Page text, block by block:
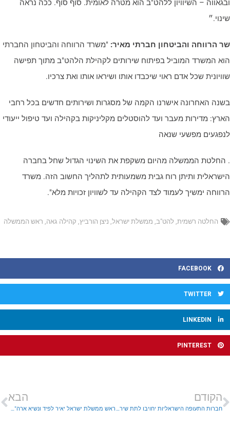
– השיוויון ללהט"ב הוא מטרה לאומית. סוף סוף. ככה נראה
הרווחה והביטחון חברתי מאיר:"משרד הרווחה והביטחון החברתי
המשרד המוביל בפיתוח שירותים לקהילת הלהט"ב מתוך תפישה
שכל אדם ראוי שיכבדו אותו ושיראו אותו ואת צרכיו.
האחרונה אישרנו הקמה של מסגרות ושירותים חדשים בכל רחבי
מדירות מעבר ועד להוסטלים מקליניקות בקהילה ועד טיפול ייעודי
מפשעי שנאה
הממשלה מהיום משקפת את השינוי הגדול שחל בחברה
ותיתן רוח גבית משמעותית לתהליך החשוב הזה. משרד
ימשיך לעמוד לצד הקהילה עד לשוויון זכויות מלא".
החלטה רשמית,להט"ב,ממשלת ישראל,ניצן הורביץ,קהילה גאה,ראש הממשלה
FACEBOOK
TWITTER
LINKEDIN
PINTEREST
הקודם
חברות התעופה הישראליות יחויבו לתת שירות טלפוני לביטול עסקה
הבא
ראש ממשלת ישראל יאיר לפיד ונשיא ארה"ב ג'ו ביידן בהצהרה משותפת